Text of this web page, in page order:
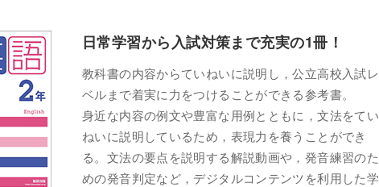
日常学習から入試対策まで充実の1冊！
教科書の内容からていねいに説明し，公立高校入試レ
ベルまで着実に力をつけることができる参考書。
身近な内容の例文や豊富な用例とともに，文法をてい
ねいに説明しているため，表現力を養うことができ
る。文法の要点を説明する解説動画や，発音練習のた
めの発音判定など，デジタルコンテンツを利用した学